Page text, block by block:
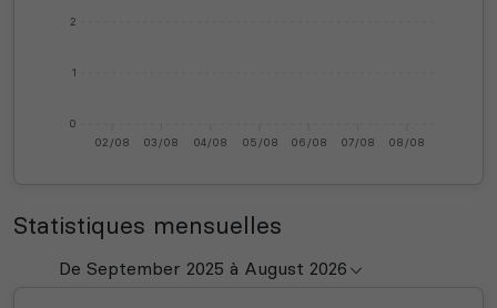
0
1
2
02/08 03/08 04/08 05/08 06/08 07/08 08/08
Statistiques mensuelles